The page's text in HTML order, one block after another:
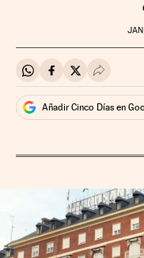
JAN
Compartir en
Compartir en
Compartir
Añadir Cinco Días en